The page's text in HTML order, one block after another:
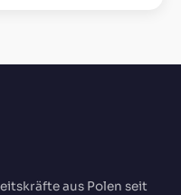
aus Polen seit